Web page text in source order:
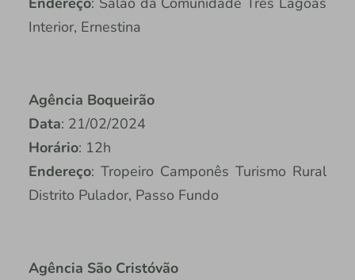
Interior, Ernestina
Agência Boqueirão
Data: 21/02/2024
Horário: 12h
Endereço: Tropeiro Camponês Turismo Rural
Distrito Pulador, Passo Fundo
Agência São Cristóvão